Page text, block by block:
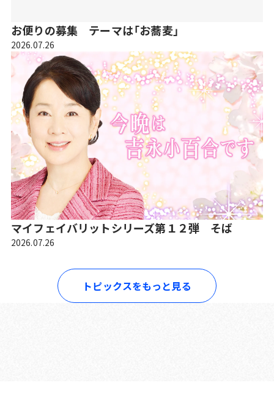
お便りの募集 テーマは「お蕎麦」
2026.07.26
マイフェイバリットシリーズ第１２弾 そば
2026.07.26
トピックスをもっと見る